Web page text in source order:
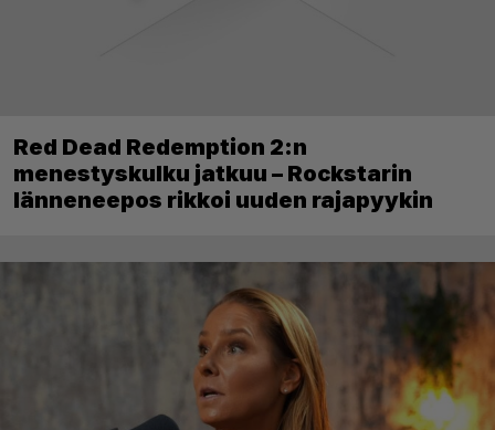
Red Dead Redemption 2:n
menestyskulku jatkuu – Rockstarin
länneneepos rikkoi uuden rajapyykin